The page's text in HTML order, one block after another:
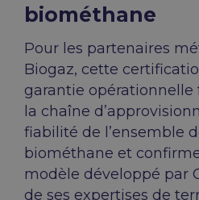
biométhane
Pour les partenaires
Biogaz, cette
garantie opérationnelle
la chaîne
fiabilité de l’ensemble
biométhane et
modèle développé par
de ses expertises de